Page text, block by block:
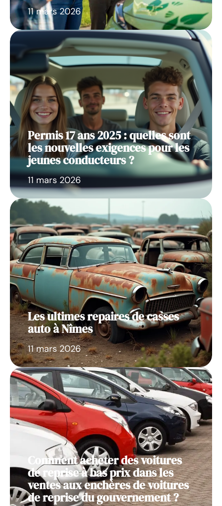
11 mars 2026
Permis 17 ans 2025 : quelles sont
les nouvelles exigences pour les
jeunes conducteurs ?
11 mars 2026
Les ultimes repaires de casses
auto à Nîmes
11 mars 2026
Comment acheter des voitures
de reprise à bas prix dans les
ventes aux enchères de voitures
de reprise du gouvernement ?